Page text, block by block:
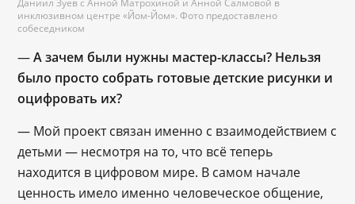
Даниил Зуев с Анной Матрохиной и Анной Салмовой в
инклюзивном центре «Йом-Йом». Фото предоставлено
собеседником
—А зачем были нужны мастер-классы? Нельзя
было просто собрать готовые детские рисунки и
оцифровать их?
— Мой проект связан именно с взаимодействием с
детьми — несмотря на то, что всё теперь
находится в цифровом мире. В самом начале
ценность имело именно человеческое общение,